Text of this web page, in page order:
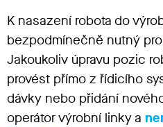
K nasazení robota do
bezpodmínečně nutný
Jakoukoliv úpravu pozic
provést přímo z řídicího
dávky nebo přidání
operátor výrobní linky a